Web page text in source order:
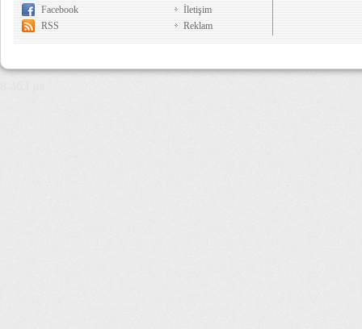
Facebook
RSS
İletişim
Reklam